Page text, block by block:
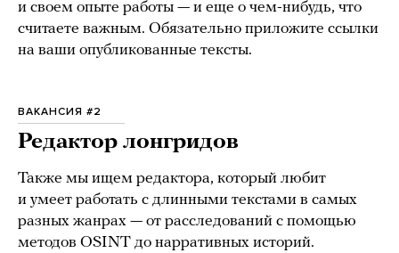
и своем опыте работы — и еще о чем-нибудь, что
считаете важным. Обязательно приложите ссылки
на ваши опубликованные тексты.
ВАКАНСИЯ #2
Редактор лонгридов
Также мы ищем редактора, который любит
и умеет работать с длинными текстами в самых
разных жанрах — от расследований с помощью
методов OSINT до нарративных историй.